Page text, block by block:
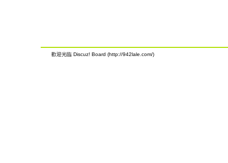
歡迎光臨 Discuz! Board (http://942lale.com/)